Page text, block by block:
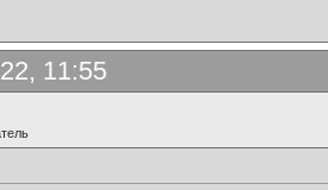
11:55